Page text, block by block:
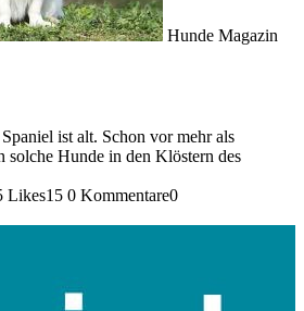
Hunde Magazin
ist alt. Schon vor mehr als
solche Hunde in den Klöstern des
Likes15 0 Kommentare0